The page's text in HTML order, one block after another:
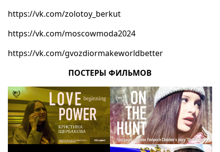
https://vk.com/zolotoy_berkut
https://vk.com/moscowmoda2024
https://vk.com/gvozdiormakeworldbetter
ПОСТЕРЫ ФИЛЬМОВ